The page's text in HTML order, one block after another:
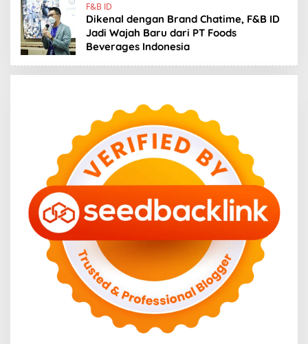
F&B ID
Dikenal dengan Brand Chatime, F&B ID
Jadi Wajah Baru dari PT Foods
Beverages Indonesia